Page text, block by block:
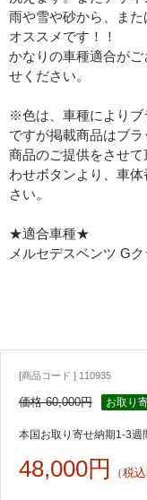
雨や雪や砂から、ま
オススメです！！
かなりの車種適合が
せください。
※色は、車種によりブ
ですが掲載商品はブ
商品のご提供をさせ
わせボタンより、車
さい。
★適合車種★
メルセデスベンツ G
[商品コード ] 110935
価格 60,000円 お取り
本国お取り寄せ納期1-3週
48,000円 （税